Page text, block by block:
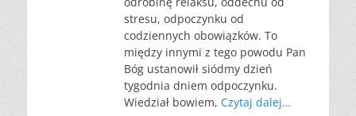
stresu, odpoczynku od
codziennych obowiązków. To
między innymi z tego powodu Pan
Bóg ustanowił siódmy dzień
tygodnia dniem odpoczynku.
Wiedział bowiem, Czytaj dalej…